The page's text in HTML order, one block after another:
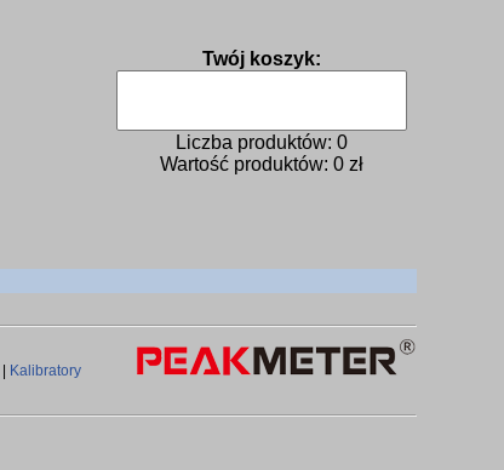
Twój koszyk:
Liczba produktów: 0
Wartość produktów: 0 zł
Kalibratory